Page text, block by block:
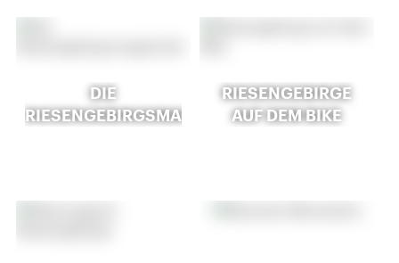
DIE
RIESENGEBIRGSMAGISTRALE
RIESENGEBIRGE
AUF DEM BIKE